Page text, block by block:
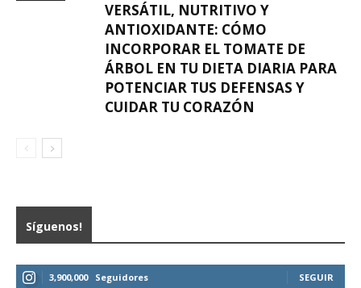
VERSÁTIL, NUTRITIVO Y
ANTIOXIDANTE: CÓMO
INCORPORAR EL TOMATE DE
ÁRBOL EN TU DIETA DIARIA PARA
POTENCIAR TUS DEFENSAS Y
CUIDAR TU CORAZÓN
Síguenos!
3,900,000 Seguidores SEGUIR